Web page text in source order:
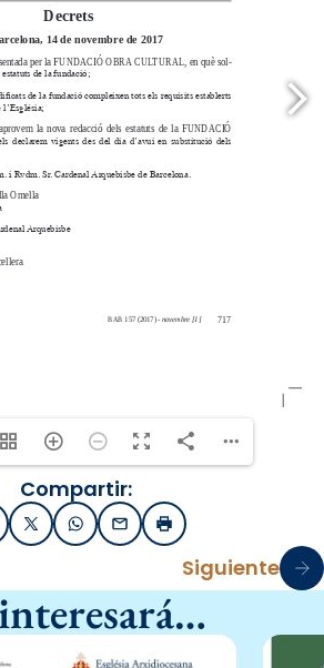
Compartir:
X / TwitterWhatsApp
EmailImprimir
Siguiente